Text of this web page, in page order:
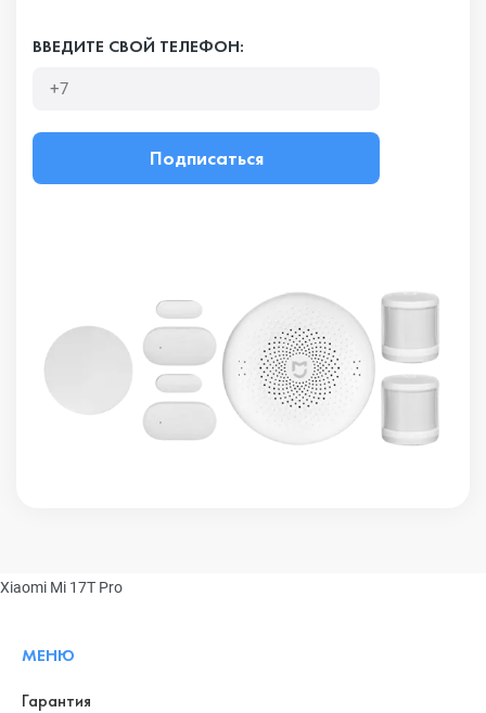
ВВЕДИТЕ СВОЙ ТЕЛЕФОН:
Подписаться
Xiaomi Mi 17T Pro
МЕНЮ
Гарантия